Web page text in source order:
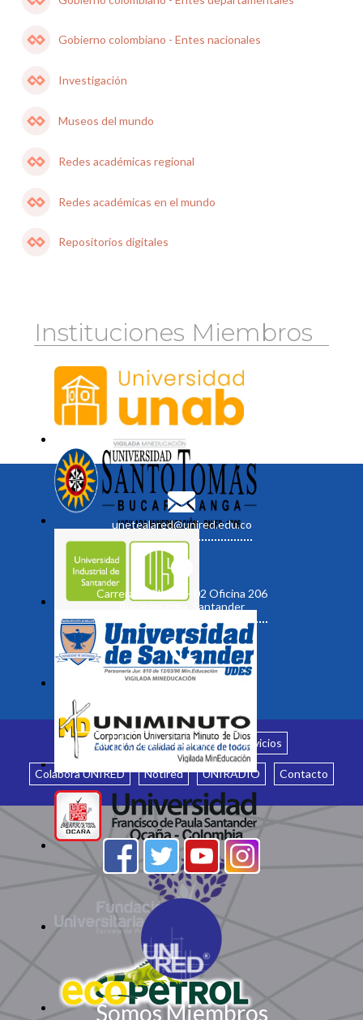
Gobierno colombiano - Entes nacionales
Investigación
Museos del mundo
Redes académicas regional
Redes académicas en el mundo
Repositorios digitales
Instituciones Miembros
unetealared@unired.edu.co
Carrera 19 No. 35 - 02 Oficina 206
Bucaramanga, Santander
Inicio ¿Quiénes somos? Servicios
Colabora UNIRED Notired UNIRADIO Contacto
Somos Miembros